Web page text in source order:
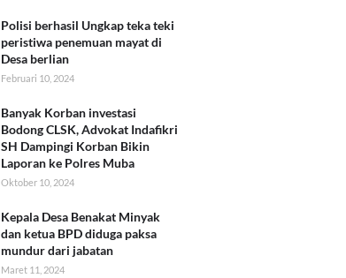
Polisi berhasil Ungkap teka teki
peristiwa penemuan mayat di
Desa berlian
Februari 10, 2024
Banyak Korban investasi
Bodong CLSK, Advokat Indafikri
SH Dampingi Korban Bikin
Laporan ke Polres Muba
Oktober 10, 2024
Kepala Desa Benakat Minyak
dan ketua BPD diduga paksa
mundur dari jabatan
Maret 11, 2024